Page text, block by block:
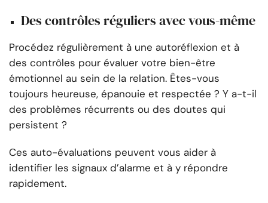
Des contrôles réguliers avec vous-même
Procédez régulièrement à une autoréflexion et à
des contrôles pour évaluer votre bien-être
émotionnel au sein de la relation. Êtes-vous
toujours heureuse, épanouie et respectée ? Y a-t-il
des problèmes récurrents ou des doutes qui
persistent ?
Ces auto-évaluations peuvent vous aider à
identifier les signaux d’alarme et à y répondre
rapidement.